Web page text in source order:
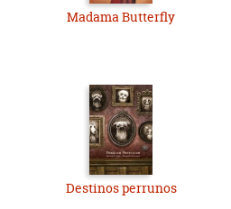
Madama Butterfly
Destinos perrunos